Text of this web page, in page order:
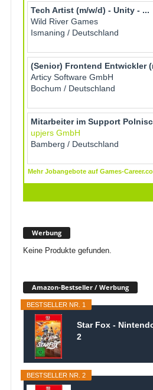
Werbung
Keine Produkte gefunden.
Amazon-Bestseller / Werbung
BESTSELLER NR. 1
Star Fox -
2
BESTSELLER NR. 2